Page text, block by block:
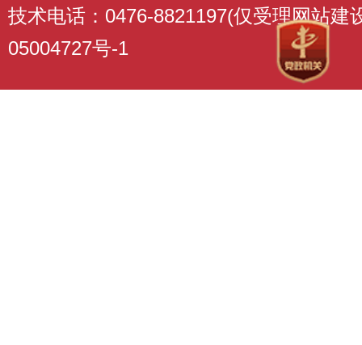
技术电话：0476-8821197(仅受理网站建
05004727号-1